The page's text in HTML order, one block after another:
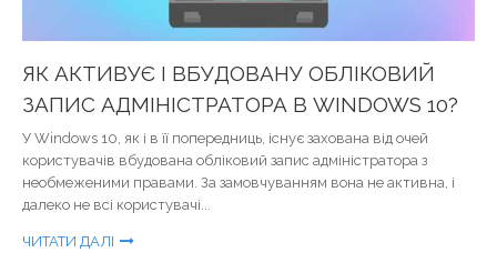
ЯК АКТИВУЄ І ВБУДОВАНУ ОБЛІКОВИЙ
ЗАПИС АДМІНІСТРАТОРА В WINDOWS 10?
У Windows 10, як і в її попередниць, існує захована від очей
користувачів вбудована обліковий запис адміністратора з
необмеженими правами. За замовчуванням вона не активна, і
далеко не всі користувачі...
ЧИТАТИ ДАЛІ